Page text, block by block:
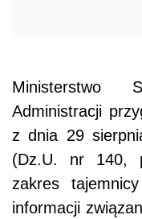
Ministerstwo
Administracji
z dnia 29
(Dz.U. nr 140,
zakres
informacji